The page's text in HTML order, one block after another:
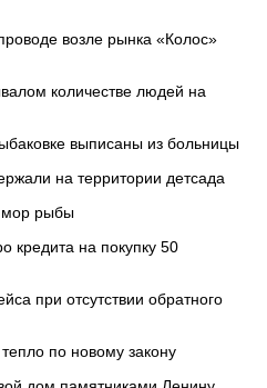
возле рынка «Колос»
количестве людей на
выписаны из больницы
на территории детсада
мор рыбы
кредита на покупку 50
при отсутствии обратного
по новому закону